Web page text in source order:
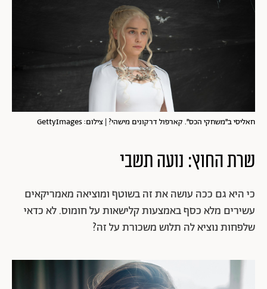
חאליסי ב״משחקי הכס״. קארפול דרקונים מישהי? | צילום: GettyImages
שרת החוץ: נועה תשבי
כי היא גם ככה עושה את זה בשוטף ומוציאה מאמריקאים
עשירים מלא כסף באמצעות קלישאות על חומוס. לא כדאי
שלפחות נוציא לה תלוש משכורת על זה?